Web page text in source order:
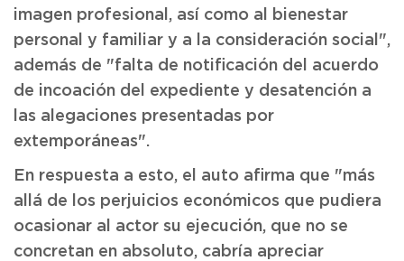
imagen profesional, así como al bienestar
personal y familiar y a la consideración social",
además de "falta de notificación del acuerdo
de incoación del expediente y desatención a
las alegaciones presentadas por
extemporáneas".
En respuesta a esto, el auto afirma que "más
allá de los perjuicios económicos que pudiera
ocasionar al actor su ejecución, que no se
concretan en absoluto, cabría apreciar